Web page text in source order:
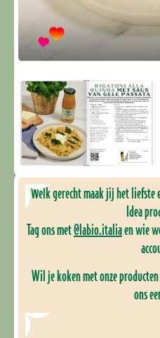
Welk gerecht maak jij het
Idea
Tag ons met@labio.italiaen wie
Wil je koken met onze
ons